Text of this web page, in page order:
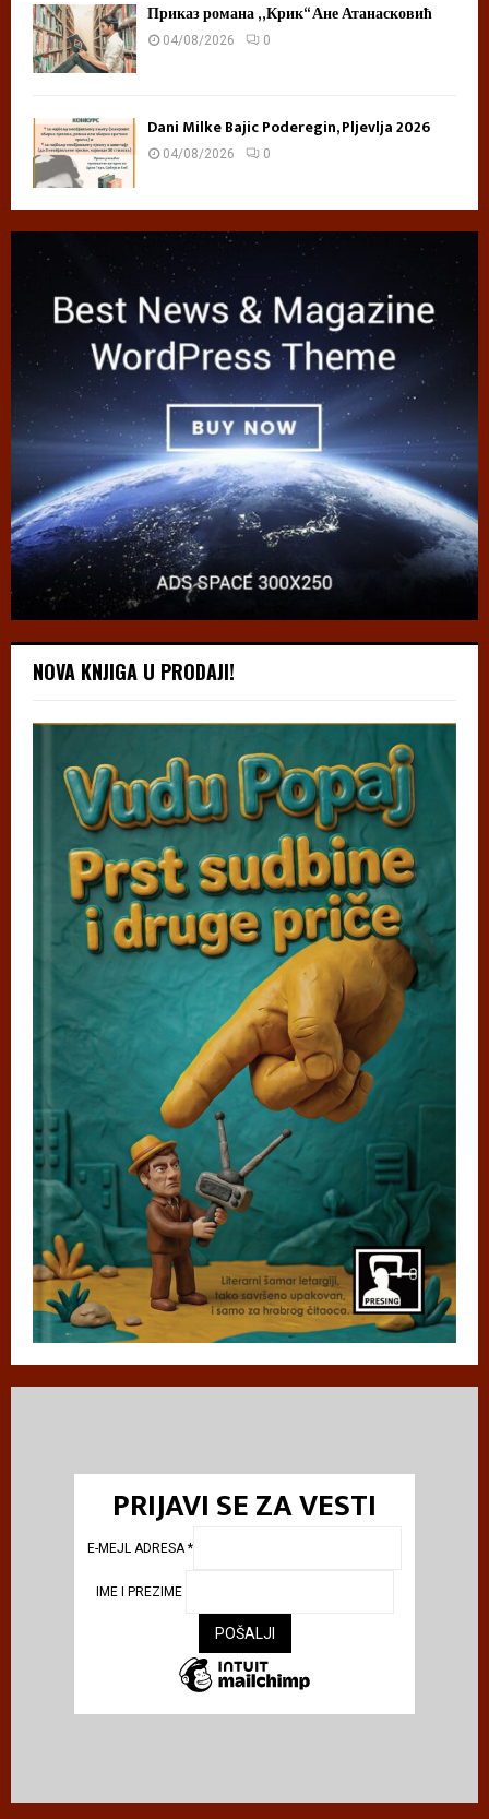
Приказ романа „Крик“ Ане Атанасковић
04/08/2026 0
Dani Milke Bajic Poderegin, Pljevlja 2026
04/08/2026 0
NOVA KNJIGA U PRODAJI!
PRIJAVI SE ZA VESTI
E-MEJL ADRESA*
IME I PREZIME